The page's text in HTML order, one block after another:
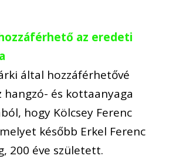
az eredeti
által hozzáférhetővé
hangzó- és kottaanyaga
hogy Kölcsey Ferenc
később Erkel Ferenc
200 éve született.